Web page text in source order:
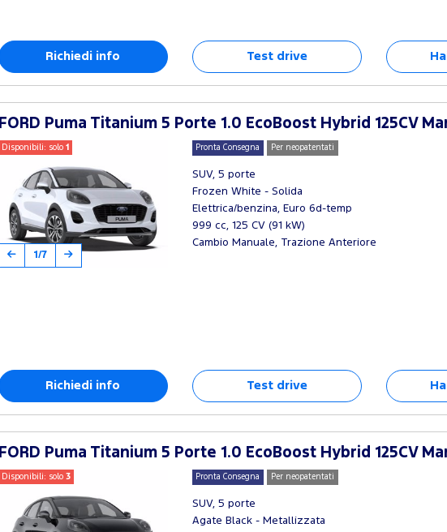
Richiedi info Test drive
FORD Puma Titanium 5 Porte 1.0 EcoBoost Hybrid 125CV
Disponibili: solo 1
1/7
Pronta Consegna Per neopatentati
SUV, 5 porte
Frozen White - Solida
Elettrica/benzina, Euro 6d-temp
999 cc, 125 CV (91 kW)
Cambio Manuale, Trazione Anteriore
Richiedi info Test drive
FORD Puma Titanium 5 Porte 1.0 EcoBoost Hybrid 125CV
Disponibili: solo 3 Pronta Consegna Per neopatentati
SUV, 5 porte
Agate Black - Metallizzata